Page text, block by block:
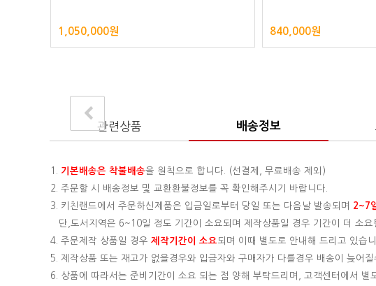
1,050,000원 840,000원
관련상품 배송정보
1. 기본배송은 착불배송을 원칙으로 합니다. (선결제, 무료배송 제외)
2. 주문할 시 배송정보 및 교환환불정보를 꼭 확인해주시기 바랍니다.
3. 키친랜드에서 주문하신제품은 입금일로부터 당일 또는 다음날 발송되며
2~7
단,도서지역은 6~10일 정도 기간이 소요되며 제작상품일 경우 기간이 더 소요
4. 주문제작 상품일 경우 제작기간이 소요 되며 이때 별도로 안내해 드리고 있습니
5. 제작상품 또는 재고가 없을경우와 입금자와 구매자가 다를경우 배송이 늦어질
6. 상품에 따라서는 준비기간이 소요 되는 점 양해 부탁드리며, 고객센터에서 별